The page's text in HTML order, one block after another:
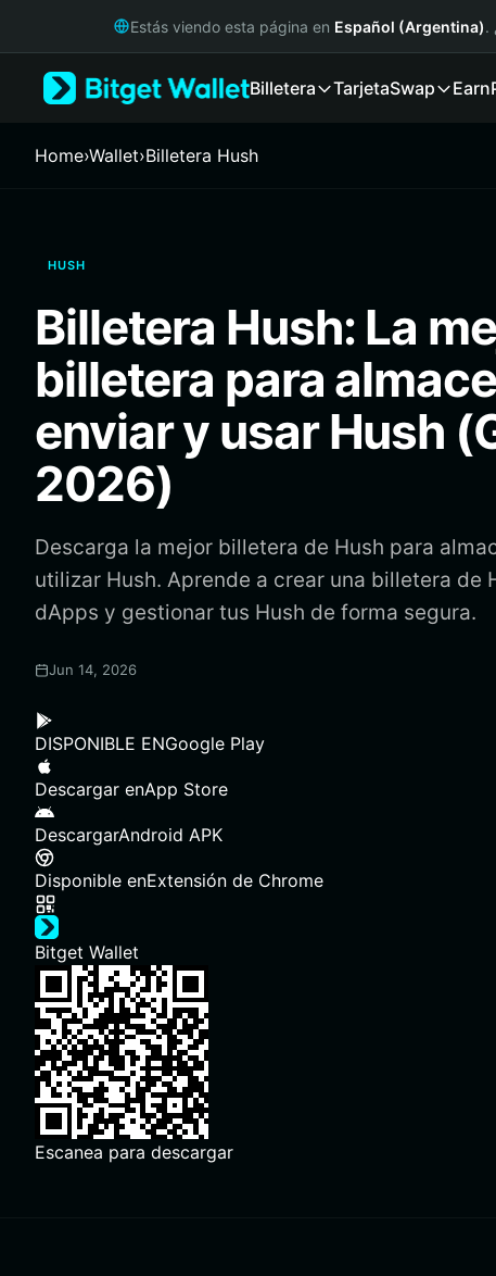
Русский
Italiano
繁體中文
Bahasa Indonesia
ภาษาไทย
Español
Português (Brasil)
Español (Argentina)
Estás viendo esta página en Español (Argentina).
Billetera TarjetaSwap Earn
Home›Wallet›Billetera Hush
HUSH
Billetera Hush: La
billetera para
enviar y usar Hush
2026)
Descarga la mejor billetera de Hush para
utilizar Hush. Aprende a crear una billetera de
dApps y gestionar tus Hush de forma segura.
Jun 14, 2026
DISPONIBLE ENGoogle Play
Descargar enApp Store
DescargarAndroid APK
Disponible enExtensión de Chrome
Bitget Wallet
Escanea para descargar